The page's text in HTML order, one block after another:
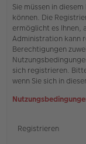
Sie müssen in
können. Die
ermöglicht es Ihnen,
Administration kann
Berechtigungen
sich registrieren.
wenn Sie sich in
Registrieren